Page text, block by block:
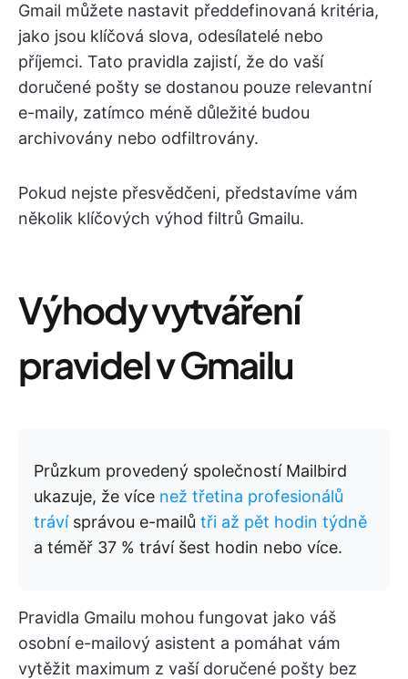
Gmail můžete nastavit předdefinovaná kritéria,
jako jsou klíčová slova, odesílatelé nebo
příjemci. Tato pravidla zajistí, že do vaší
doručené pošty se dostanou pouze relevantní
e-maily, zatímco méně důležité budou
archivovány nebo odfiltrovány.
Pokud nejste přesvědčeni, představíme vám
několik klíčových výhod filtrů Gmailu.
Výhody vytváření
pravidel v Gmailu
Průzkum provedený společností Mailbird
ukazuje, že více než třetina profesionálů
trávísprávou e-mailů tři až pět hodin týdně
a téměř 37 % tráví šest hodin nebo více.
Pravidla Gmailu mohou fungovat jako váš
osobní e-mailový asistent a pomáhat vám
vytěžit maximum z vaší doručené pošty bez